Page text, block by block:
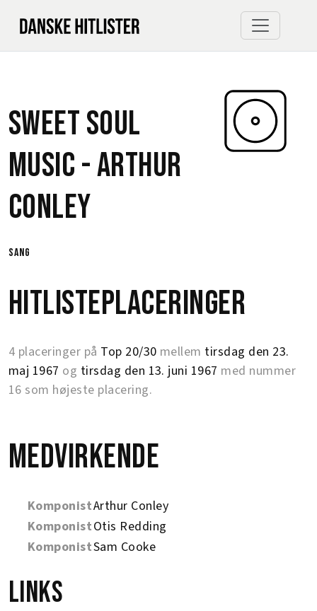
Sweet Soul
Music -Arthur
Conley
sang
Hitlisteplaceringer
4 placeringer på Top 20/30 mellem tirsdag den 23.
maj 1967 og tirsdag den 13. juni 1967 med nummer
16 som højeste placering.
Medvirkende
KomponistArthur Conley
KomponistOtis Redding
KomponistSam Cooke
Links